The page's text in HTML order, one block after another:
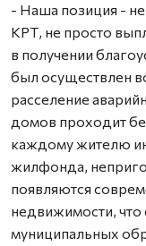
- Наша позиция -
КРТ, не просто
в получении
был осуществлен
расселение
домов проходит
каждому жителю
жилфонда,
появляются
недвижимости,
муниципальных